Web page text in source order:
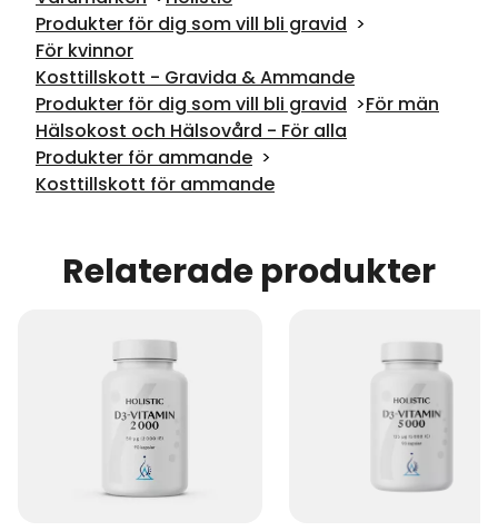
Produkter för dig som vill bli gravid
För kvinnor
Kosttillskott - Gravida & Ammande
Produkter för dig som vill bli gravid
För män
Hälsokost och Hälsovård - För alla
Produkter för ammande
Kosttillskott för ammande
Relaterade produkter